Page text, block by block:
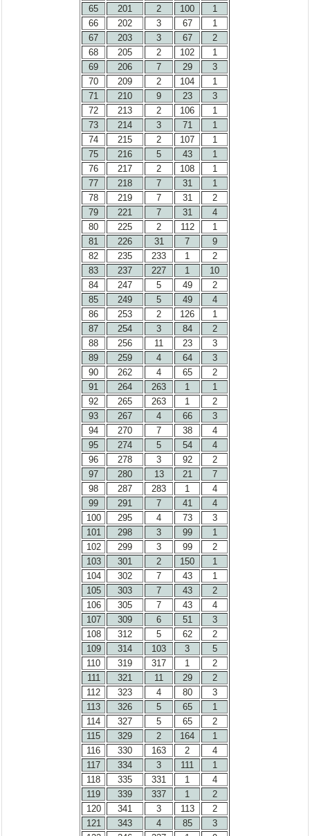
65
201 2 100
1
66
202 3 67
1
67
203 3 67
2
68
205 2 102
1
69
206 7 29
3
70
209 2 104
1
71
210 9 23
3
72
213 2 106
1
73
214 3 71
1
74
215 2 107
1
75
216 5 43
1
76
217 2 108
1
77
218 7 31
1
78
219 7 31
2
79
221 7 31
4
80
225 2 112
1
81
226 31 7
9
82
235 233 1
2
83
237 227 1
10
84
247 5 49
2
85
249 5 49
4
86
253 2 126
1
87
254 3 84
2
88
256 11 23
3
89
259 4 64
3
90
262 4 65
2
91
264 263 1
1
92
265 263 1
2
93
267 4 66
3
94
270 7 38
4
95
274 5 54
4
96
278 3 92
2
97
280 13 21
7
98
287 283 1
4
99
291 7 41
4
100
295 4 73
3
101
298 3 99
1
102
299 3 99
2
103
301 2 150
1
104
302 7 43
1
105
303 7 43
2
106
305 7 43
4
107
309 6 51
3
108
312 5 62
2
109
314 103 3
5
110
319 317 1
2
111
321 11 29
2
112
323 4 80
3
113
326 5 65
1
114
327 5 65
2
115
329 2 164
1
116
330 163 2
4
117
334 3 111
1
118
335 331 1
4
119
339 337 1
2
120
341 3 113
2
121
343 4 85
3